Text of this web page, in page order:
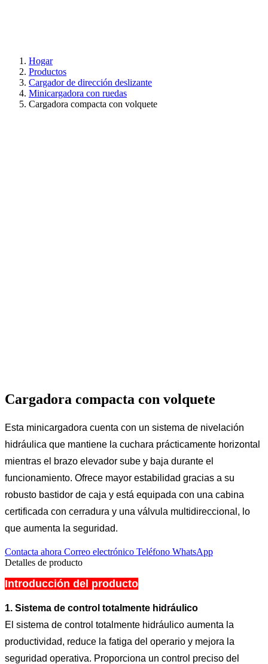
Hogar
Productos
Cargador de dirección deslizante
Minicargadora con ruedas
Cargadora compacta con volquete
Cargadora compacta con volquete
Esta minicargadora cuenta con un sistema de nivelación
hidráulica que mantiene la cuchara prácticamente horizontal
mientras el brazo elevador sube y baja durante el
funcionamiento. Ofrece mayor estabilidad gracias a su
robusto bastidor de caja y está equipada con una cabina
certificada con cerradura y una válvula multidireccional, lo
que aumenta la seguridad.
Contacta ahora Correo electrónico Teléfono WhatsApp
Detalles de producto
Introducción del producto
1. Sistema de control totalmente hidráulico
El sistema de control totalmente hidráulico aumenta la
productividad, reduce la fatiga del operario y mejora la
seguridad operativa. Proporciona un control preciso del